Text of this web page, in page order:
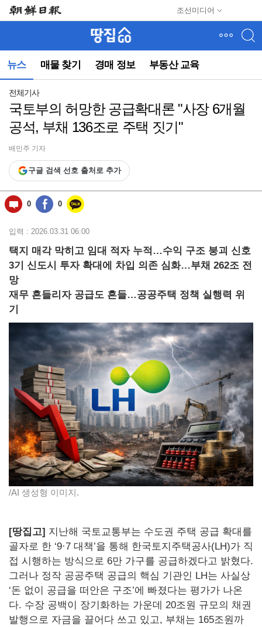
조선미디어
뉴스 매물 찾기 경매 정보 부동산 교육
뉴
(컨
동)
전체기사
국토부의 허망한 공급확대론 "사장 6개월
공석, 부채 136조로 주택 짓기"
배민주 기자
구글 검색 선호 출처로 추가
0 0
입력 : 2026.03.31 06:00
택지 매각 막히고 임대 적자 누적…수익 구조 붕괴 신호
3기 신도시 투자 확대에 차입 의존 심화…부채 262조 전
망
재무 흔들리자 공급도 흔들…공공주택 정책 실행력 위
기
/AI 생성형 이미지.
[땅집고] 지난해 국토교통부는 수도권 주택 공급 확대를
골자로 한 ‘9·7 대책’을 통해 한국토지주택공사(LH)가 직
접 시행하는 방식으로 6만 가구를 공급하겠다고 밝혔다.
그러나 정작 공공주택 공급의 핵심 기관인 LH는 사실상
‘돈 없이 공급을 떠안은 구조’에 빠졌다는 평가가 나온
다. 수장 공백이 장기화하는 가운데 20조원 규모의 채권
발행으로 자금을 끌어다 쓰고 있고, 부채는 165조원까